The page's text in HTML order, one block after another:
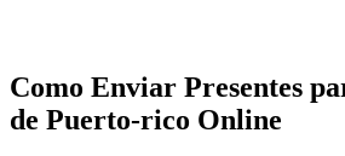
Como Enviar Presentes
de Puerto-rico Online